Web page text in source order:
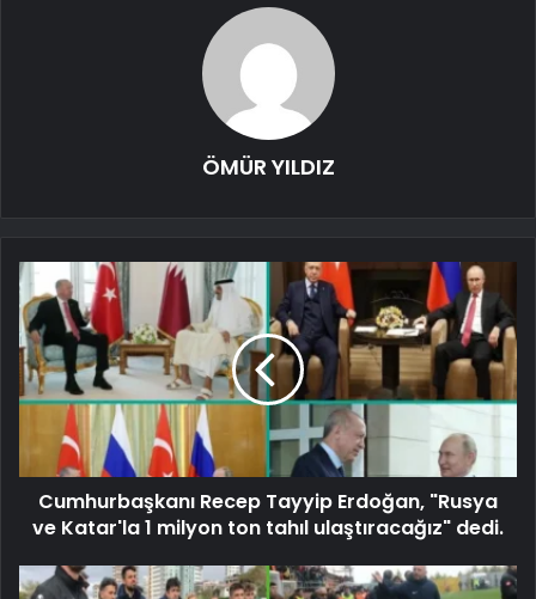
ÖMÜR YILDIZ
Cumhurbaşkanı Recep Tayyip Erdoğan, "Rusya
ve Katar'la 1 milyon ton tahıl ulaştıracağız" dedi.